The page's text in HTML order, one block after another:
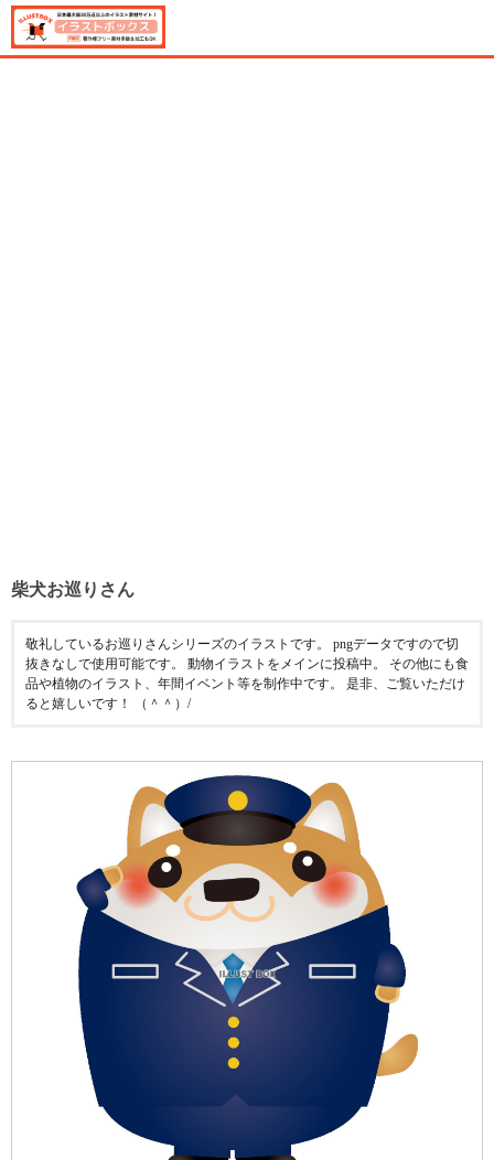
柴犬お巡りさん
敬礼しているお巡りさんシリーズのイラストです。 pngデータですので切
抜きなしで使用可能です。 動物イラストをメインに投稿中。 その他にも食
品や植物のイラスト、年間イベント等を制作中です。 是非、ご覧いただけ
ると嬉しいです！ （＾＾）/